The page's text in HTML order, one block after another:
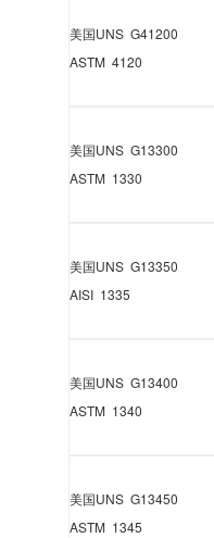
美国UNS G41200
ASTM 4120
美国UNS G13300
ASTM 1330
美国UNS G13350
AISI 1335
美国UNS G13400
ASTM 1340
美国UNS G13450
ASTM 1345